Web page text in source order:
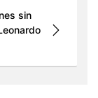
sin